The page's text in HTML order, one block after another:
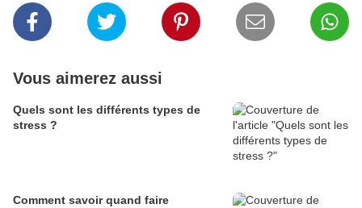
Vous aimerez aussi
Quels sont les différents types de
stress ?
Comment savoir quand faire